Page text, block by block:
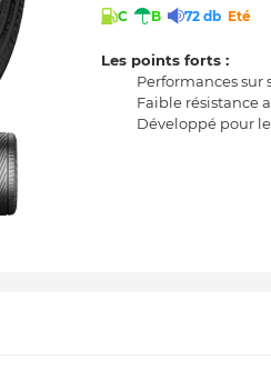
C B 72 db Eté
Les points forts :
Performances sur
Faible résistance
Développé pour